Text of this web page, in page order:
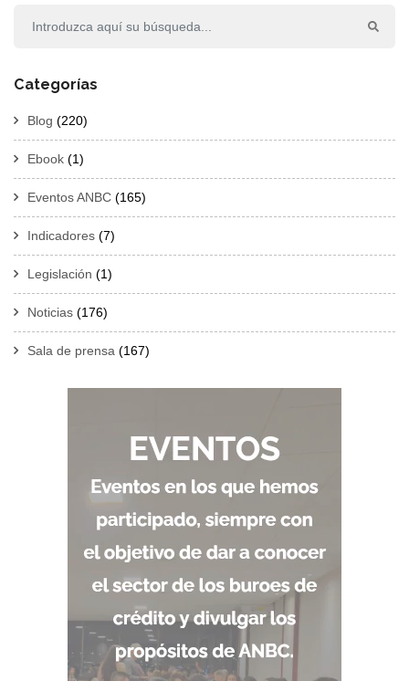
Categorías
Blog (220)
Ebook (1)
Eventos ANBC (165)
Indicadores (7)
Legislación (1)
Noticias (176)
Sala de prensa (167)